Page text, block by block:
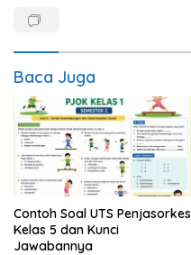
Baca Juga
Contoh Soal UTS Penjasorkes
Kelas 5 dan Kunci
Jawabannya